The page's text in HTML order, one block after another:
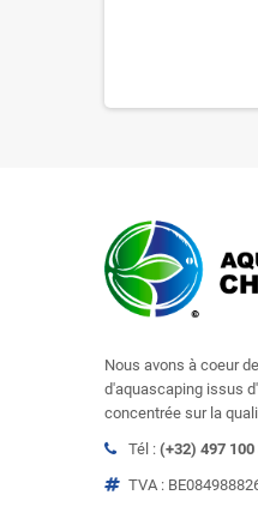
Nous avons à coeur
d'aquascaping issus
concentrée sur la
Tél : (+32) 497 100
TVA :